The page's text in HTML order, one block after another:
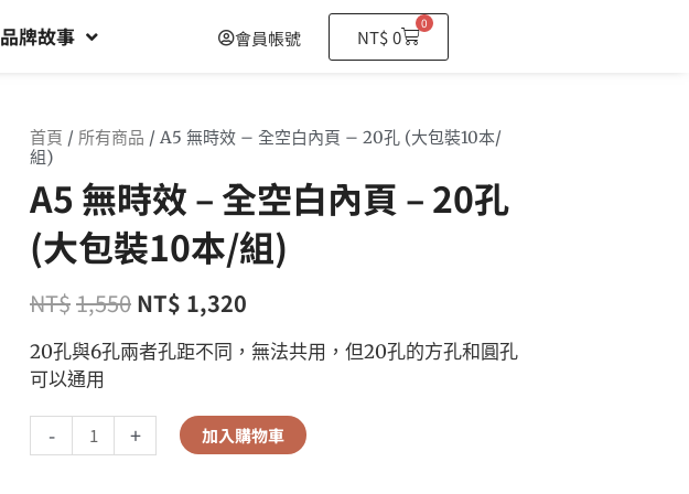
品牌故事 會員帳號 NT$0
0
購
物
首頁 / 所有商品 / A5 無時效 – 全空白內頁 – 20孔 (大包裝10本/
組)
A5 無時效 – 全空白內頁 – 20孔
(大包裝10本/組)
NT$1,550 NT$ 1,320
20孔與6孔兩者孔距不同，無法共用，但20孔的方孔和圓孔
可以通用
- + 加入購物車